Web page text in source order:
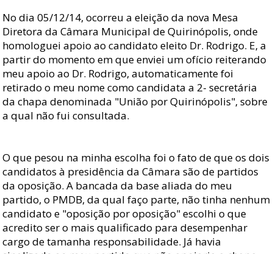
No dia 05/12/14, ocorreu a eleição da nova Mesa
Diretora da Câmara Municipal de Quirinópolis, onde
homologuei apoio ao candidato eleito Dr. Rodrigo. E, a
partir do momento em que enviei um ofício reiterando
meu apoio ao Dr. Rodrigo, automaticamente foi
retirado o meu nome como candidata a 2- secretária
da chapa denominada "União por Quirinópolis", sobre
a qual não fui consultada.
O que pesou na minha escolha foi o fato de que os dois
candidatos à presidência da Câmara são de partidos
da oposição. A bancada da base aliada do meu
partido, o PMDB, da qual faço parte, não tinha nenhum
candidato e "oposição por oposição" escolhi o que
acredito ser o mais qualificado para desempenhar
cargo de tamanha responsabilidade. Já havia